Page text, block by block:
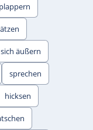
plappern
sich äußern
sprechen
hicksen